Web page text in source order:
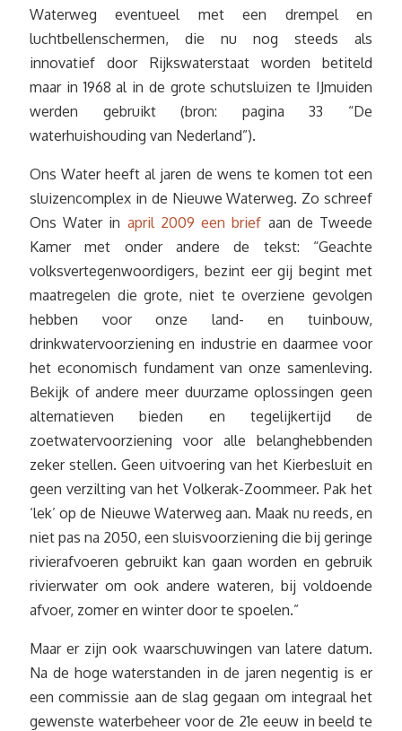
Waterweg eventueel met een drempel en
luchtbellenschermen, die nu nog steeds als
innovatief door Rijkswaterstaat worden betiteld
maar in 1968 al in de grote schutsluizen te IJmuiden
werden gebruikt (bron: pagina 33 “De
waterhuishouding van Nederland”).
Ons Water heeft al jaren de wens te komen tot een
sluizencomplex in de Nieuwe Waterweg. Zo schreef
Ons Water in april 2009 een brief aan de Tweede
Kamer met onder andere de tekst: “Geachte
volksvertegenwoordigers, bezint eer gij begint met
maatregelen die grote, niet te overziene gevolgen
hebben voor onze land- en tuinbouw,
drinkwatervoorziening en industrie en daarmee voor
het economisch fundament van onze samenleving.
Bekijk of andere meer duurzame oplossingen geen
alternatieven bieden en tegelijkertijd de
zoetwatervoorziening voor alle belanghebbenden
zeker stellen. Geen uitvoering van het Kierbesluit en
geen verzilting van het Volkerak-Zoommeer. Pak het
‘lek’ op de Nieuwe Waterweg aan. Maak nu reeds, en
niet pas na 2050, een sluisvoorziening die bij geringe
rivierafvoeren gebruikt kan gaan worden en gebruik
rivierwater om ook andere wateren, bij voldoende
afvoer, zomer en winter door te spoelen.”
Maar er zijn ook waarschuwingen van latere datum.
Na de hoge waterstanden in de jaren negentig is er
een commissie aan de slag gegaan om integraal het
gewenste waterbeheer voor de 21e eeuw in beeld te